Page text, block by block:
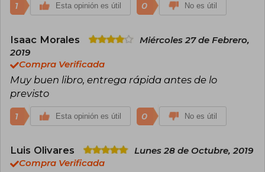
1 Esta opinión es útil 0 No es útil
Isaac Morales
Miércoles 27 de Febrero,
2019
Compra Verificada
Muy buen libro, entrega rápida antes de lo
previsto
1 Esta opinión es útil 0 No es útil
Luis Olivares
Lunes 28 de Octubre, 2019
Compra Verificada